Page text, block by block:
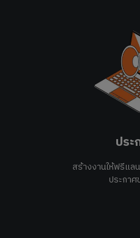
ประ
สร้างงานให้ฟรีแล
ประกาศ